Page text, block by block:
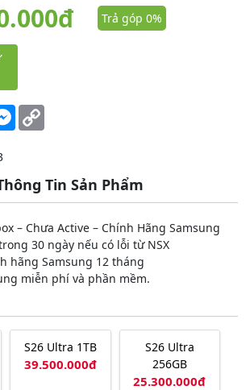
Trả góp 0%
Messenger
Tin Sản Phẩm
– Chưa Active – Chính Hãng Samsung
30 ngày nếu có lỗi từ NSX
hãng Samsung 12 tháng
miễn phí và phần mềm.
S26 Ultra 1TB
39.500.000đ
S26 Ultra
256GB
25.300.000đ